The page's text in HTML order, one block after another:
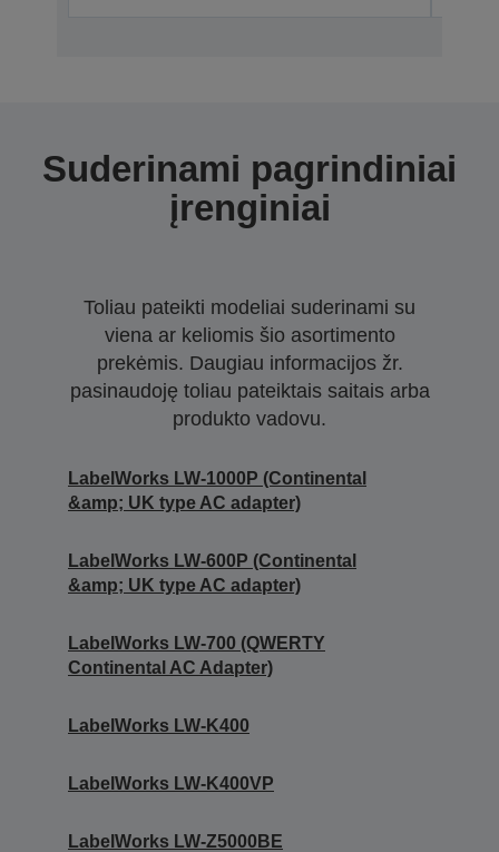
Suderinami pagrindiniai
įrenginiai
Toliau pateikti modeliai suderinami su
viena ar keliomis šio asortimento
prekėmis. Daugiau informacijos žr.
pasinaudoję toliau pateiktais saitais arba
produkto vadovu.
LabelWorks LW-1000P (Continental
&amp; UK type AC adapter)
LabelWorks LW-600P (Continental
&amp; UK type AC adapter)
LabelWorks LW-700 (QWERTY
Continental AC Adapter)
LabelWorks LW-K400
LabelWorks LW-K400VP
LabelWorks LW-Z5000BE